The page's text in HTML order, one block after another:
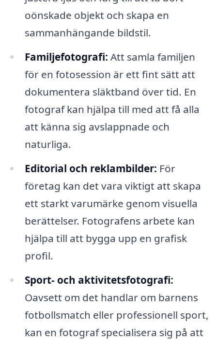
oönskade objekt och skapa en
sammanhängande bildstil.
Familjefotografi: Att samla familjen
för en fotosession är ett fint sätt att
dokumentera släktband över tid. En
fotograf kan hjälpa till med att få alla
att känna sig avslappnade och
naturliga.
Editorial och reklambilder: För
företag kan det vara viktigt att skapa
ett starkt varumärke genom visuella
berättelser. Fotografens arbete kan
hjälpa till att bygga upp en grafisk
profil.
Sport- och aktivitetsfotografi:
Oavsett om det handlar om barnens
fotbollsmatch eller professionell sport,
kan en fotograf specialisera sig på att